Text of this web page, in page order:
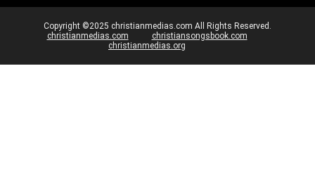
Copyright ©2025 christianmedias.com All Rights Reserved.
christianmedias.com
christiansongsbook.com
christianmedias.org